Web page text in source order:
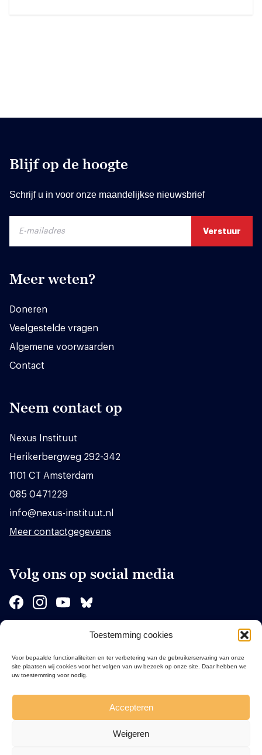
Toestemming cookies
Voor bepaalde functionaliteiten en ter verbetering van de gebruikerservaring van onze
site plaatsen wij cookies voor het volgen van uw bezoek op onze site. Daar hebben we
uw toestemming voor nodig.
Accepteren
Weigeren
Blijf op de hoogte
Schrijf u in voor onze maandelijkse nieuwsbrief
Meer weten?
Doneren
Veelgestelde vragen
Algemene voorwaarden
Contact
Neem contact op
Nexus Instituut
Herikerbergweg 292-342
1101 CT Amsterdam
085 0471229
info@nexus-instituut.nl
Meer contactgegevens
Volg ons op social media